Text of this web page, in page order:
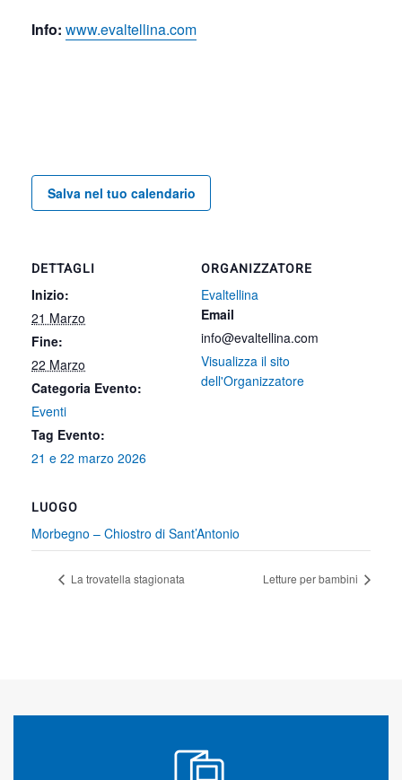
Info: www.evaltellina.com
Salva nel tuo calendario
DETTAGLI
Inizio:
21 Marzo
Fine:
22 Marzo
Categoria Evento:
Eventi
Tag Evento:
21 e 22 marzo 2026
ORGANIZZATORE
Evaltellina
Email
info@evaltellina.com
Visualizza il sito
dell'Organizzatore
LUOGO
Morbegno – Chiostro di Sant’Antonio
La trovatella stagionata Letture per bambini